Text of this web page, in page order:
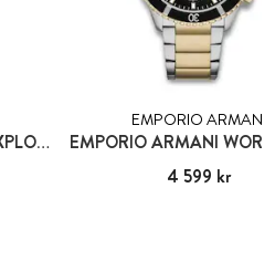
EMPORIO ARMANI SEA EXPLORER
EMPORIO ARMANI
Pris:4 599 kr
4 599 kr